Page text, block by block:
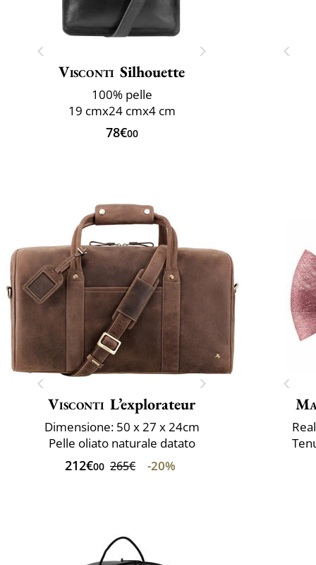
Visconti Silhouette
100% pelle
19 cmx24 cmx4 cm
78€00
Visconti L’explorateur
Dimensione: 50 x 27 x 24cm
Pelle oliato naturale datato
212€00 265€ -20%